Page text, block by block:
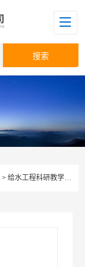
>给水工程科研教学实验装置